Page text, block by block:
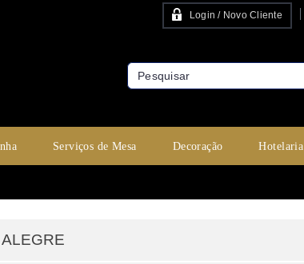
Login / Novo Cliente
Serviços de Mesa Decoração Hotelaria